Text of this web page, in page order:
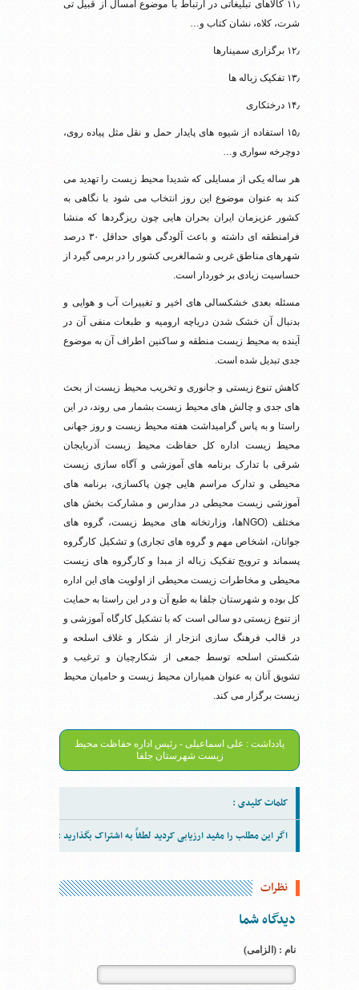
۱۱٫ کالاهای تبلیغاتی در ارتباط با موضوع امسال از قبیل تی
شرت، کلاه، نشان کتاب و…
۱۲٫ برگزاری سمینارها
۱۳٫ تفکیک زباله ها
۱۴٫ درختکاری
۱۵٫ استفاده از شیوه های پایدار حمل و نقل مثل پیاده روی،
دوچرخه سواری و…
هر ساله یکی از مسایلی که شدیدا محیط زیست را تهدید می
کند به عنوان موضوع این روز انتخاب می شود با نگاهی به
کشور عزیزمان ایران بحران هایی چون ریزگردها که منشا
فرامنطقه ای داشته و باعث آلودگی هوای حداقل ۳۰ درصد
شهرهای مناطق غربی و شمالغربی کشور را در برمی گیرد از
حساسیت زیادی بر خوردار است.
مسئله بعدی خشکسالی های اخیر و تغییرات آب و هوایی و
بدنبال آن خشک شدن دریاچه ارومیه و طبعات منفی آن در
آینده به محیط زیست منطقه و ساکنین اطراف آن به موضوع
جدی تبدیل شده است.
کاهش تنوع زیستی و جانوری و تخریب محیط زیست از بحث
های جدی و چالش های محیط زیست بشمار می روند، در این
راستا و به پاس گرامیداشت هفته محیط زیست و روز جهانی
محیط زیست اداره کل حفاظت محیط زیست آذربایجان
شرقی با تدارک برنامه های آموزشی و آگاه سازی زیست
محیطی و تدارک مراسم هایی چون پاکسازی، برنامه های
آموزشی زیست محیطی در مدارس و مشارکت بخش های
مختلف (NGOها، وزارتخانه های محیط زیست، گروه های
جوانان، اشخاص مهم و گروه های تجاری) و تشکیل کارگروه
پسماند و ترویج تفکیک زباله از مبدا و کارگروه های زیست
محیطی و مخاطرات زیست محیطی از اولویت های این اداره
کل بوده و شهرستان جلفا به طبع آن و در این راستا به حمایت
از تنوع زیستی دو سالی است که با تشکیل کارگاه آموزشی و
در قالب فرهنگ سازی انزجار از شکار و غلاف اسلحه و
شکستن اسلحه توسط جمعی از شکارچیان و ترغیب و
تشویق آنان به عنوان همیاران محیط زیست و حامیان محیط
زیست برگزار می کند.
یادداشت : علی اسماعیلی - رئیس اداره حفاظت محیط
زیست شهرستان جلفا
کلمات کلیدی :
اگر این مطلب را مفید ارزیابی کردید لطفاً به اشتراک بگذارید :
نظرات
دیدگاه شما
نام : (الزامی)